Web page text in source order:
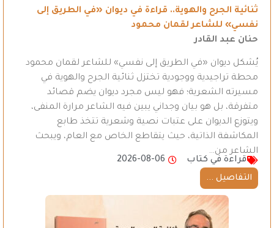
ثنائية الجرح والهوية.. قراءة في ديوان «في الطريق إلى
نفسي» للشاعر لقمان محمود
حنان عبد القادر
يُشكل ديوان «في الطريق إلى نفسي» للشاعر لقمان محمود
محطة تراجيدية ووجودية تختزل ثنائية الجرح والهوية في
مسيرته الشعرية؛ فهو ليس مجرد ديوان يضم قصائد
متفرقة، بل هو بيان وجداني يبين فيه الشاعر مرارة المنفى،
ويتوزع الديوان على عتبات نصية وشعرية تتخذ طابع
المكاشفة الذاتية، حيث يتقاطع الخاص مع العام، ويبحث
الشاعر من…
قراءة في كتاب
2026-08-06
التفاصيل ...